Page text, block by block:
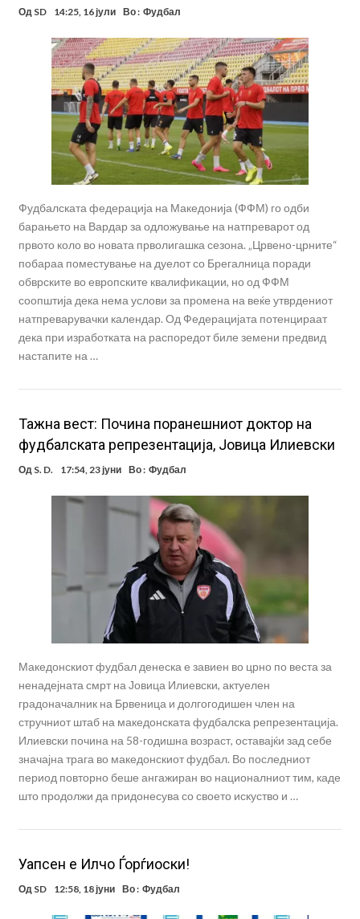
Од SD 14:25, 16 јули Во : Фудбал
Фудбалската федерација на Македонија (ФФМ) го одби
барањето на Вардар за одложување на натпреварот од
првото коло во новата прволигашка сезона. „Црвено-црните“
побараа поместување на дуелот со Брегалница поради
обврските во европските квалификации, но од ФФМ
соопштија дека нема услови за промена на веќе утврдениот
натпреварувачки календар. Од Федерацијата потенцираат
дека при изработката на распоредот биле земени предвид
настапите на …
Тажна вест: Почина поранешниот доктор на
фудбалската репрезентација, Јовица Илиевски
Од S. D. 17:54, 23 јуни Во : Фудбал
Македонскиот фудбал денеска е завиен во црно по веста за
ненадејната смрт на Јовица Илиевски, актуелен
градоначалник на Брвеница и долгогодишен член на
стручниот штаб на македонската фудбалска репрезентација.
Илиевски почина на 58-годишна возраст, оставајќи зад себе
значајна трага во македонскиот фудбал. Во последниот
период повторно беше ангажиран во националниот тим, каде
што продолжи да придонесува со своето искуство и …
Уапсен е Илчо Ѓорѓиоски!
Од SD 12:58, 18 јуни Во : Фудбал